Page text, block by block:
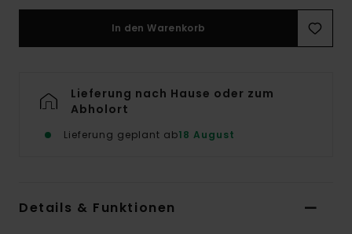
In den Warenkorb
Lieferung nach Hause oder zum
Abholort
Lieferung geplant ab18 August
Details & Funktionen